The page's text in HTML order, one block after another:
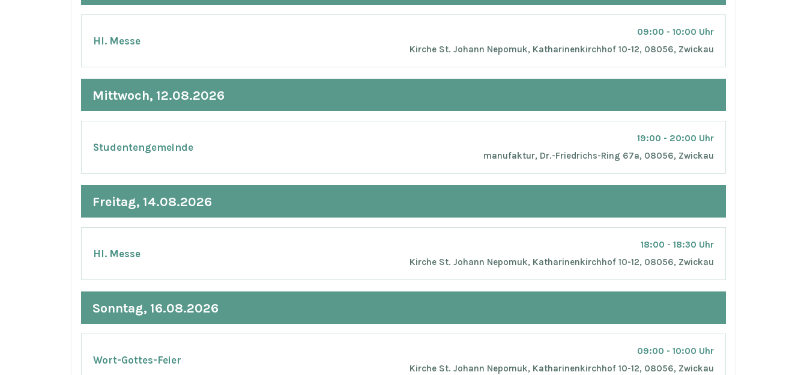
Hl. Messe
09:00 - 10:00 Uhr
Kirche St. Johann Nepomuk, Katharinenkirchhof 10-12, 08056, Zwickau
Mittwoch, 12.08.2026
Studentengemeinde
19:00 - 20:00 Uhr
manufaktur, Dr.-Friedrichs-Ring 67a, 08056, Zwickau
Freitag, 14.08.2026
Hl. Messe
18:00 - 18:30 Uhr
Kirche St. Johann Nepomuk, Katharinenkirchhof 10-12, 08056, Zwickau
Sonntag, 16.08.2026
Wort-Gottes-Feier
09:00 - 10:00 Uhr
Kirche St. Johann Nepomuk, Katharinenkirchhof 10-12, 08056, Zwickau